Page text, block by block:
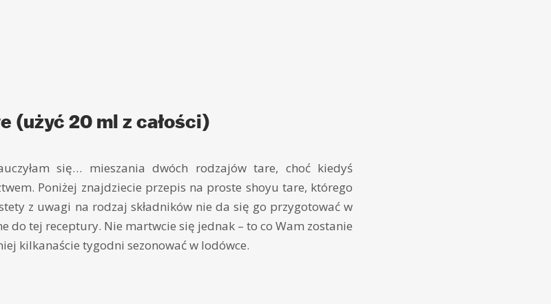
(użyć 20 ml z całości)
się… mieszania dwóch rodzajów tare, choć kiedyś
Poniżej znajdziecie przepis na proste shoyu tare, którego
z uwagi na rodzaj składników nie da się go przygotować w
do tej receptury. Nie martwcie się jednak – to co Wam zostanie
kilkanaście tygodni sezonować w lodówce.